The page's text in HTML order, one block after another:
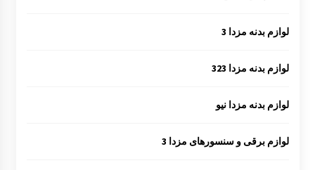
لوازم بدنه مزدا 3
لوازم بدنه مزدا 323
لوازم بدنه مزدا نیو
لوازم برقی و سنسورهای مزدا 3